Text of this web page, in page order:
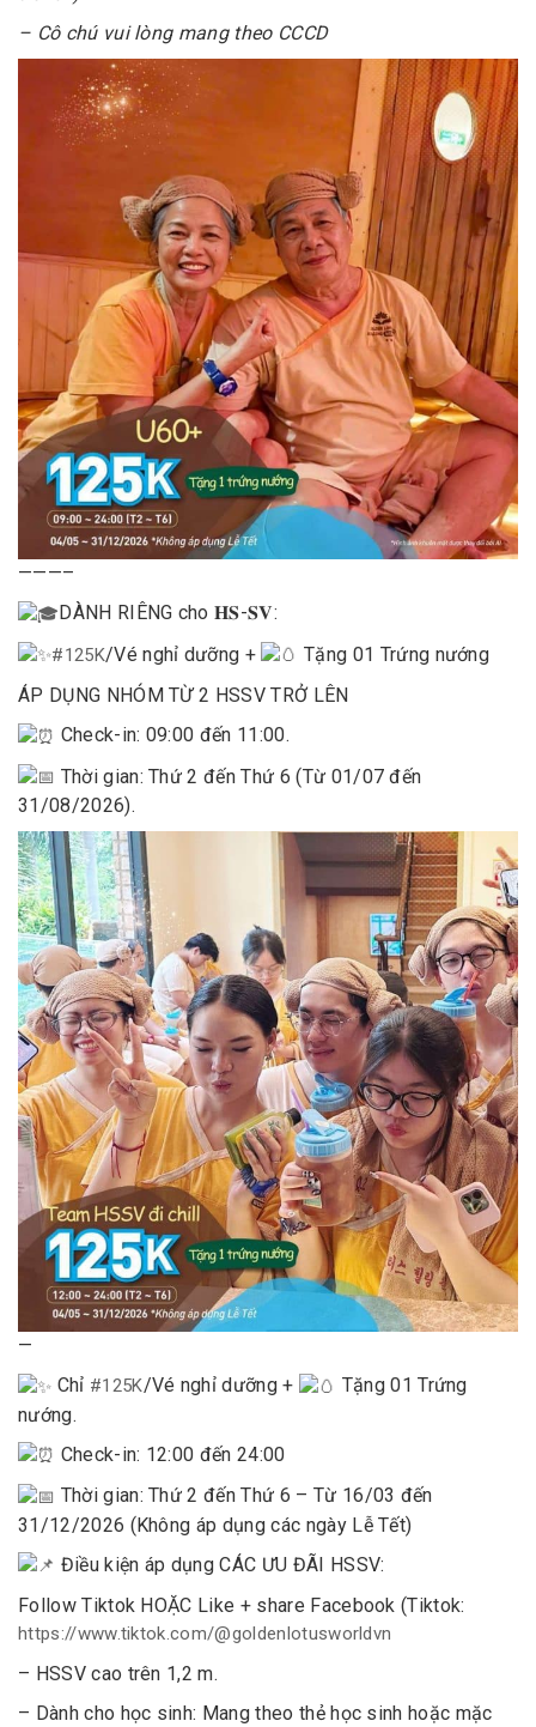
– Cô chú vui lòng mang theo CCCD
———–
DÀNH RIÊNG cho 𝐇𝐒-𝐒𝐕:
#125K/Vé nghỉ dưỡng +
Tặng 01 Trứng nướng
ÁP DỤNG NHÓM TỪ 2 HSSV TRỞ LÊN
Check-in: 09:00 đến 11:00.
Thời gian: Thứ 2 đến Thứ 6 (Từ 01/07 đến
31/08/2026).
—
Chỉ #125K/Vé nghỉ dưỡng +
Tặng 01 Trứng
nướng.
Check-in: 12:00 đến 24:00
Thời gian: Thứ 2 đến Thứ 6 – Từ 16/03 đến
31/12/2026 (Không áp dụng các ngày Lễ Tết)
Điều kiện áp dụng CÁC ƯU ĐÃI HSSV:
Follow Tiktok HOẶC Like + share Facebook (Tiktok:
https://www.tiktok.com/@goldenlotusworldvn
– HSSV cao trên 1,2 m.
– Dành cho học sinh: Mang theo thẻ học sinh hoặc mặc